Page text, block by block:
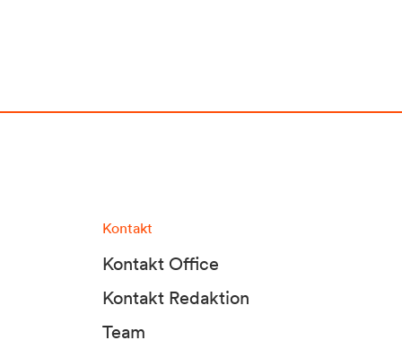
Kontakt
Kontakt Office
Kontakt Redaktion
Team